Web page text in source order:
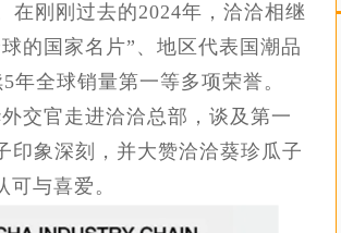
在刚刚过去的2024年，洽洽相继
的国家名片”、地区代表国潮品
年全球销量第一等多项荣誉。
交官走进洽洽总部，谈及第一
印象深刻，并大赞洽洽葵珍瓜子
与喜爱。